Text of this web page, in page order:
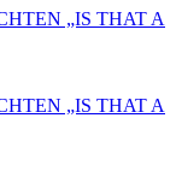
„IS THAT A
„IS THAT A